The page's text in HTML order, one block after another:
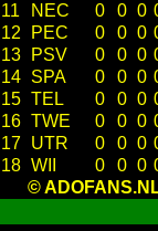
11
NEC 0 0 0
12
PEC 0 0 0
13
PSV 0 0 0
14 SPA 0 0 0
15 TEL 0 0 0
16 TWE 0 0 0
17 UTR 0 0 0
18 WII 0 0 0
©